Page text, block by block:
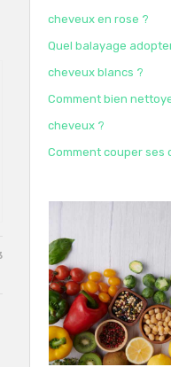
cheveux en rose ?
Quel balayage
cheveux blancs ?
Comment bien
cheveux ?
Comment couper ses